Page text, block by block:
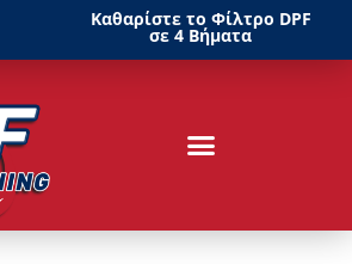
Καθαρίστε το Φίλτρο DPF
σε 4 Βήματα